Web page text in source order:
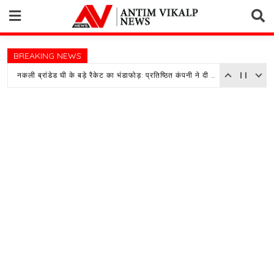
content
BREAKING NEWS
नकली ब्रांडेड घी के बड़े रैकेट का भंडाफोड़: प्रतिष्ठित कंपनी ने दी तहरीर, पुलिस जांच में जुटी